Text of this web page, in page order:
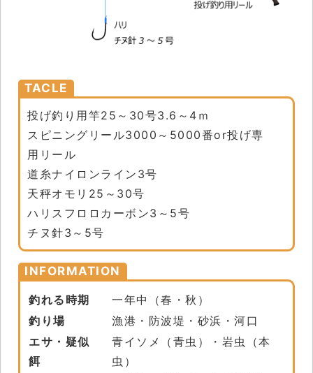
TACLE
投げ釣り用竿25～30号3.6～4ｍ
スピニングリール3000～5000番or投げ専
用リール
道糸ナイロンライン3号
天秤オモリ25～30号
ハリスフロロカーボン3～5号
チヌ針3～5号
INFORMATION
釣れる時期
一年中（春・秋）
釣り場
漁港・防波堤・砂浜・河口
エサ・疑似
餌
青イソメ（青虫）・岩虫（本
虫）